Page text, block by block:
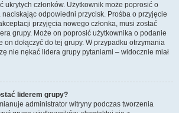
ukrytych członków. Użytkownik może poprosić o
odpowiedni przycisk. Prośba o przyjęcie
przyjęcia nowego członka, musi zostać
grupy. Może on poprosić użytkownika o podanie
dołączyć do tej grupy. W przypadku otrzymania
nie nękać lidera grupy pytaniami – widocznie miał
liderem grupy?
administrator witryny podczas tworzenia